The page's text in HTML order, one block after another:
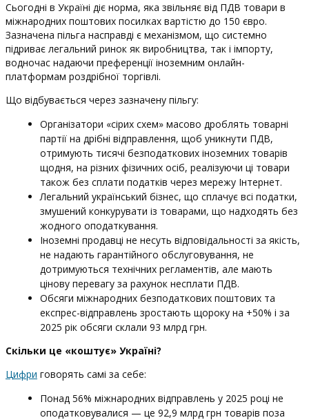
Сьогодні в Україні діє норма, яка звільняє від ПДВ товари в
міжнародних поштових посилках вартістю до 150 євро.
Зазначена пільга насправді є механізмом, що системно
підриває легальний ринок як виробництва, так і імпорту,
водночас надаючи преференції іноземним онлайн-
платформам роздрібної торгівлі.
Що відбувається через зазначену пільгу:
Організатори «сірих схем» масово дроблять товарні
партії на дрібні відправлення, щоб уникнути ПДВ,
отримують тисячі безподаткових іноземних товарів
щодня, на різних фізичних осіб, реалізуючи ці товари
також без сплати податків через мережу Інтернет.
Легальний український бізнес, що сплачує всі податки,
змушений конкурувати із товарами, що надходять без
жодного оподаткування.
Іноземні продавці не несуть відповідальності за якість,
не надають гарантійного обслуговування, не
дотримуються технічних регламентів, але мають
цінову перевагу за рахунок несплати ПДВ.
Обсяги міжнародних безподаткових поштових та
експрес-відправлень зростають щороку на +50% і за
2025 рік обсяги склали 93 млрд грн.
Скільки це «коштує» Україні?
Цифри говорять самі за себе:
Понад 56% міжнародних відправлень у 2025 році не
оподатковувалися — це 92,9 млрд грн товарів поза